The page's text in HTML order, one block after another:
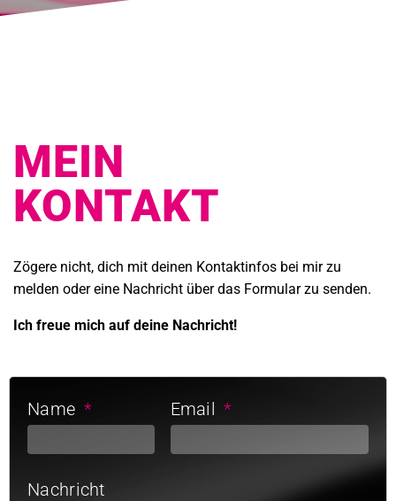
MEIN
KONTAKT
Zögere nicht, dich mit deinen Kontaktinfos bei mir zu
melden oder eine Nachricht über das Formular zu senden.
Ich freue mich auf deine Nachricht!
Name Email
Nachricht